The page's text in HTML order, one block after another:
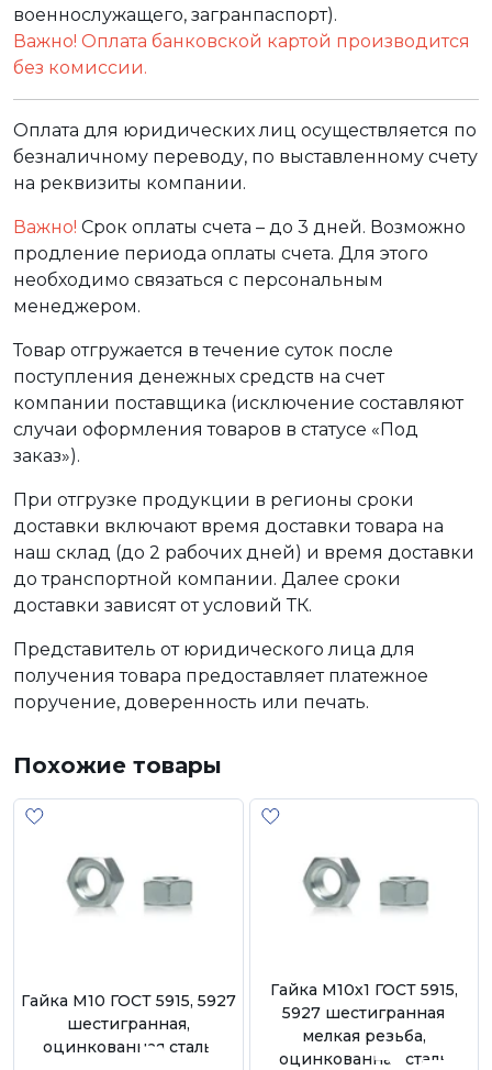
военнослужащего, загранпаспорт).
Важно! Оплата банковской картой производится
без комиссии.
Оплата для юридических лиц осуществляется по
безналичному переводу, по выставленному счету
на реквизиты компании.
Важно! Срок оплаты счета – до 3 дней. Возможно
продление периода оплаты счета. Для этого
необходимо связаться с персональным
менеджером.
Товар отгружается в течение суток после
поступления денежных средств на счет
компании поставщика (исключение составляют
случаи оформления товаров в статусе «Под
заказ»).
При отгрузке продукции в регионы сроки
доставки включают время доставки товара на
наш склад (до 2 рабочих дней) и время доставки
до транспортной компании. Далее сроки
доставки зависят от условий ТК.
Представитель от юридического лица для
получения товара предоставляет платежное
поручение, доверенность или печать.
Похожие товары
Гайка М10 ГОСТ 5915, 5927
шестигранная,
оцинкованная сталь
Гайка М10х1 ГОСТ 5915,
5927 шестигранная
мелкая резьба,
оцинкованная сталь